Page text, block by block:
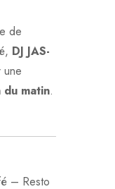
de
DJ JAS-
une
du matin.
– Resto